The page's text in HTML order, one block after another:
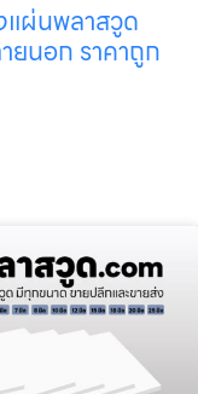
แผ่นพลาสวูด
ยนอก ราคาถูก